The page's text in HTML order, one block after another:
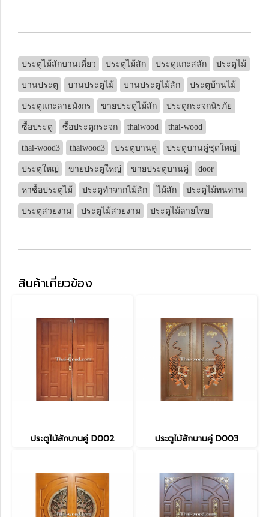
ประตูไม้สักบานเดี่ยว ประตูไม้สัก ประดูแกะสลัก ประตูไม้
บานประตู บานประตูไม้ บานประตูไม้สัก ประตูบ้านไม้
ประตูแกะลายมังกร ขายประตูไม้สัก ประตูกระจกนิรภัย
ซื้อประตู ซื้อประตูกระจก thaiwood thai-wood
thai-wood3 thaiwood3 ประตูบานคู่ ประตูบานคู่ชุดใหญ่
ประตูใหญ่ ขายประตูใหญ่ ขายประตูบานคู่ door
หาซื้อประตูไม้ ประตูทำจากไม้สัก ไม้สัก ประตูไม้ทนทาน
ประตูสวยงาม ประตูไม้สวยงาม ประตูไม้ลายไทย
สินค้าเกี่ยวข้อง
ประตูไม้สักบานคู่ D002 ประตูไม้สักบานคู่ D003